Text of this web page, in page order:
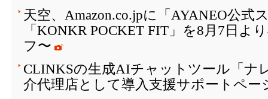
天空、Amazon.co.jpに「AYANEO公式
「KONKR POCKET FIT」を8月7日よ
フ〜
CLINKSの生成AIチャットツール「ナ
介代理店として導入支援サポートペー